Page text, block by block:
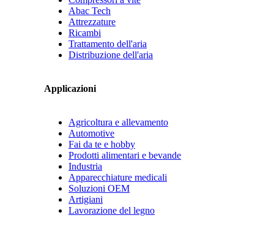
Abac Tech
Attrezzature
Ricambi
Trattamento dell'aria
Distribuzione dell'aria
Applicazioni
Agricoltura e allevamento
Automotive
Fai da te e hobby
Prodotti alimentari e bevande
Industria
Apparecchiature medicali
Soluzioni OEM
Artigiani
Lavorazione del legno